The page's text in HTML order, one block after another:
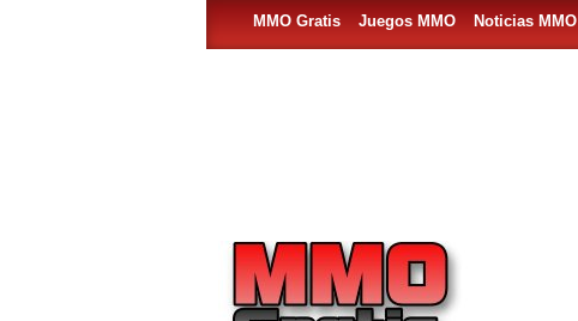
MMO Gratis Juegos MMO Noticias MMO